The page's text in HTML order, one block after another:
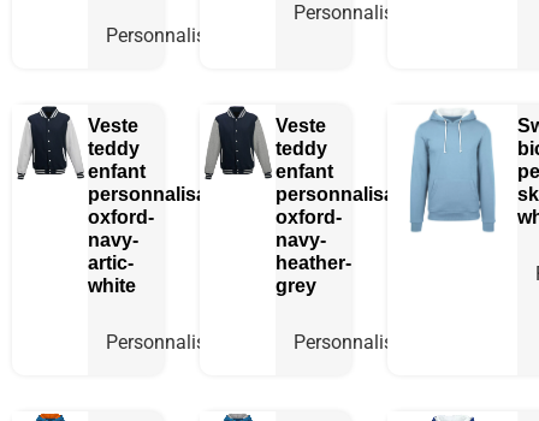
Personnaliser
Personnaliser
Veste
teddy
enfant
personnalisable
oxford-
navy-
artic-
white
Personnaliser
Veste
teddy
enfant
personnalisable
oxford-
navy-
heather-
grey
Personnaliser